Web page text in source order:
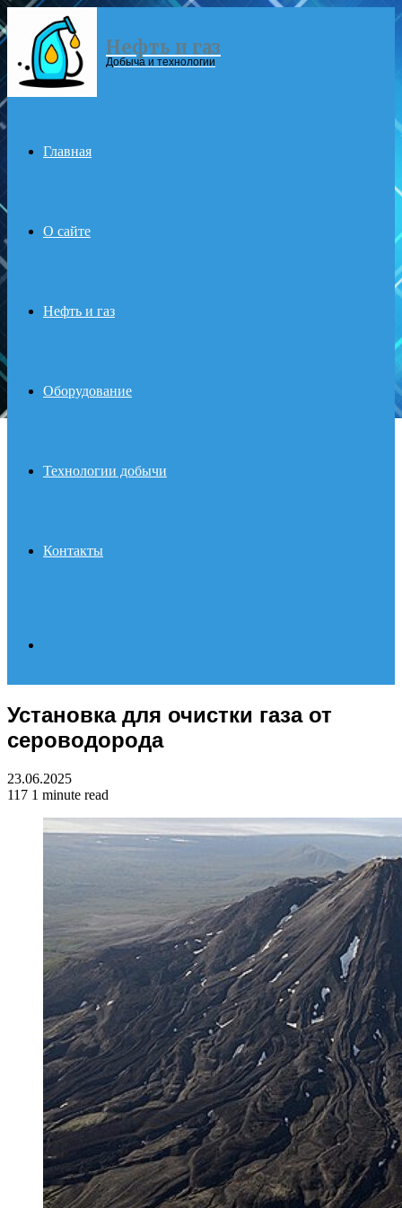
Menu Нефть и газ
Добыча и технологии
Главная
О сайте
Нефть и газ
Оборудование
Технологии добычи
Контакты
for
Установка для очистки газа от
сероводорода
23.06.2025
117 1 minute read